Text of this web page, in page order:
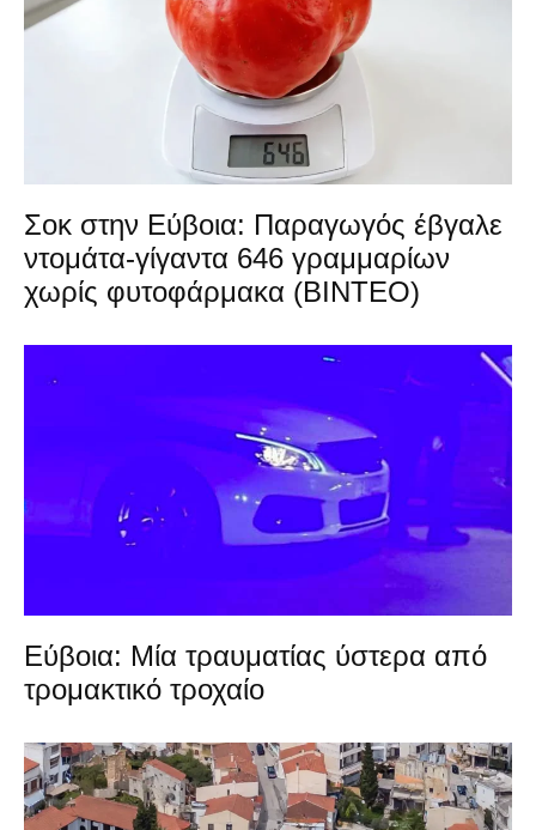
Σοκ στην Εύβοια: Παραγωγός έβγαλε
ντομάτα-γίγαντα 646 γραμμαρίων
χωρίς φυτοφάρμακα (ΒΙΝΤΕΟ)
Εύβοια: Μία τραυματίας ύστερα από
τρομακτικό τροχαίο